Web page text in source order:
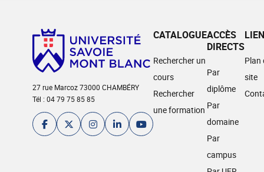
27 rue Marcoz 73000 CHAMBÉRY
Tél : 04 79 75 85 85
CATALOGUE
Rechercher un
cours
Rechercher
une formation
ACCÈS
DIRECTS
Par
diplôme
Par
domaine
Par
campus
Plan
site